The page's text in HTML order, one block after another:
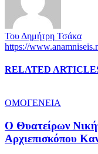
Του Δημήτρη Τσάκα
https://
RELATED
ΟΜΟΓΕΝΕΙΑ
O Θυατείρων
Αρχιεπισκόπου